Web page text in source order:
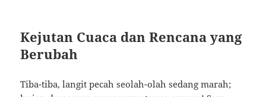
Kejutan Cuaca dan Rencana yang
Berubah
Tiba-tiba, langit pecah seolah-olah sedang marah;